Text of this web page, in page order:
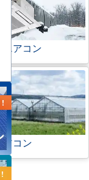
エアコン
コン